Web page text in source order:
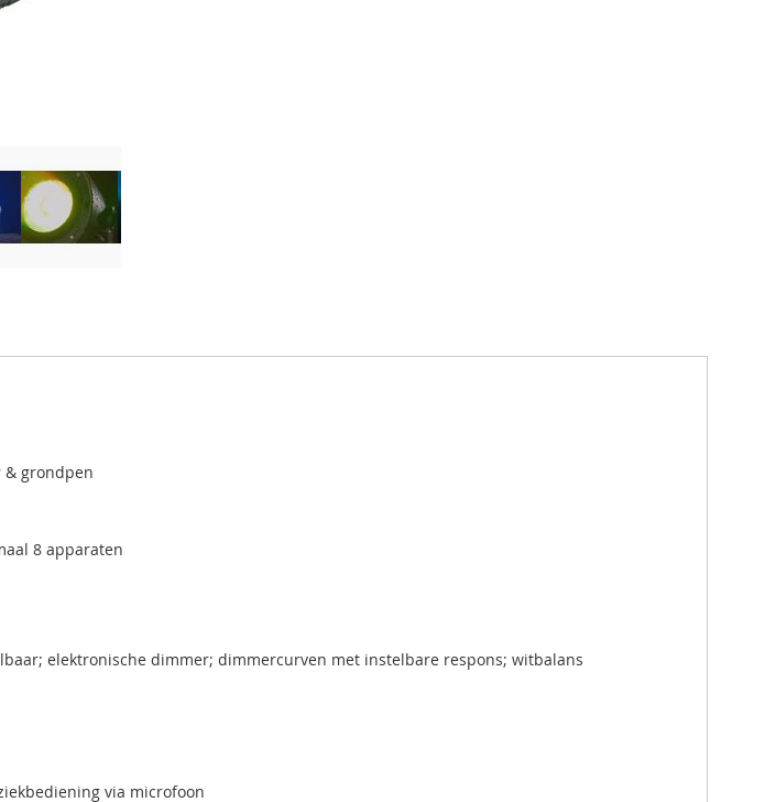
& grondpen
8 apparaten
elektronische dimmer; dimmercurven met instelbare respons; witbalans
via microfoon